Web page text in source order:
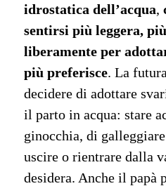
idrostatica dell’acqua,
sentirsi più leggera,
liberamente per
più preferisce. La
decidere di adottare
il parto in acqua: stare
ginocchia, di
uscire o rientrare dalla
desidera. Anche il papà